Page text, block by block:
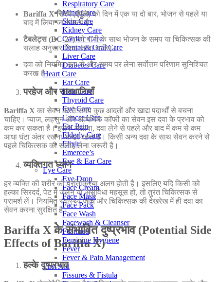
Respiratory Care
Mind Care
Skin Care
Kidney Care
Cardiac Care
Dental & Oral Care
Liver Care
Diabetes Care
Heart Care
Ear Care
Hair Care
Thyroid Care
Eye Care
Cancer Care
Ear Pain
Elderly Care
Elixir
Emercee’s
Eye & Ear Care
Eye Care
Eye Drop
Face Cream
Face Mask
Face Pack
Face Wash
Facewash & Cleanser
Featured
Feminine Hygiene
Fever
Fever & Pain Management
First Aid
Fissures & Fistula
Bariffa X सिरप (एंपुल)को दिन में एक या दो बार, भोजन से पहले या
बाद में लिया जा सकता है।
टैबलेट्स (BC-27)को पानी के साथ भोजन के समय या चिकित्सक की
सलाह अनुसार लिया जाना चाहिए।
दवा को नियमित रूप से और समय पर लेना सर्वोत्तम परिणाम सुनिश्चित
करता है।
परहेज और सावधानियाँ
Bariffa X का सेवन करते समय कुछ आदतों और खाद्य पदार्थों से बचना
चाहिए। प्याज, लहसुन और अत्यधिक कॉफी का सेवन इस दवा के प्रभाव को
कम कर सकता है। इसके अलावा, दवा लेने से पहले और बाद में कम से कम
आधा घंटा अंतर रखना अच्छा रहता है। किसी अन्य दवा के साथ सेवन करने से
पहले चिकित्सक की सलाह लेना जरूरी है।
व्यक्तिगत ध्यान
हर व्यक्ति की शरीर की प्रतिक्रिया अलग होती है। इसलिए यदि किसी को
हल्का सिरदर्द, पेट में जलन या असुविधा महसूस हो, तो तुरंत चिकित्सक से
परामर्श लें। नियमित स्वास्थ्य जांच और चिकित्सक की देखरेख में ही दवा का
सेवन करना सुरक्षित है।
Bariffa X के संभावित दुष्प्रभाव (Potential Side
Effects of Bariffa X)
हल्के दुष्प्रभाव